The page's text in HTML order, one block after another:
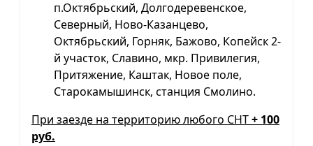
п.Октябрьский, Долгодеревенское,
Северный, Ново-Казанцево,
Октябрьский, Горняк, Бажово, Копейск 2-
й участок, Славино, мкр. Привилегия,
Притяжение, Каштак, Новое поле,
Старокамышинск, станция Смолино.
При заезде на территорию любого СНТ+ 100
руб.